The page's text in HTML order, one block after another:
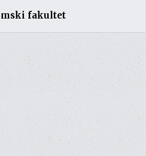
fakultet